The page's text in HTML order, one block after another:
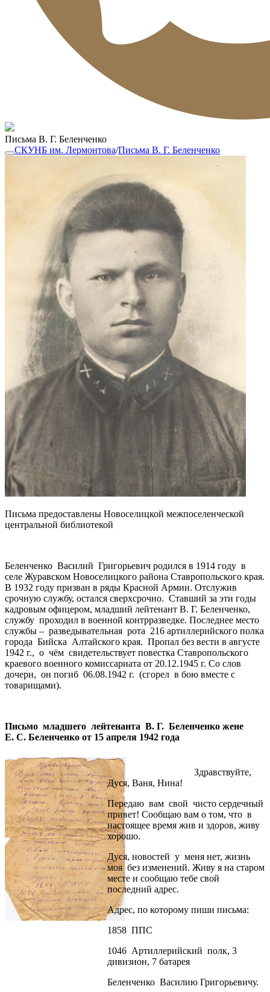
Письма В. Г. Беленченко
СКУНБ им. Лермонтова/Письма В. Г. Беленченко
Письма предоставлены Новоселицкой межпоселенческой
центральной библиотекой
Беленченко Василий Григорьевич родился в 1914 году в
селе Журавском Новоселицкого района Ставропольского края.
В 1932 году призван в ряды Красной Армии. Отслужив
срочную службу, остался сверхсрочно. Ставший за эти годы
кадровым офицером, младший лейтенант В. Г. Беленченко,
службу проходил в военной контрразведке. Последнее место
службы – разведывательная рота 216 артиллерийского полка
города Бийска Алтайского края. Пропал без вести в августе
1942 г., о чём свидетельствует повестка Ставропольского
краевого военного комиссариата от 20.12.1945 г. Со слов
дочери, он погиб 06.08.1942 г. (сгорел в бою вместе с
товарищами).
Письмо младшего лейтенанта В. Г. Беленченко жене
Е. С. Беленченко от 15 апреля 1942 года
Здравствуйте,
Дуся, Ваня, Нина!
Передаю вам свой чисто сердечный
привет! Сообщаю вам о том, что в
настоящее время жив и здоров, живу
хорошо.
Дуся, новостей у меня нет, жизнь
моя без изменений. Живу я на старом
месте и сообщаю тебе свой
последний адрес.
Адрес, по которому пиши письма:
1858 ППС
1046 Артиллерийский полк, 3
дивизион, 7 батарея
Беленченко Василию Григорьевичу.